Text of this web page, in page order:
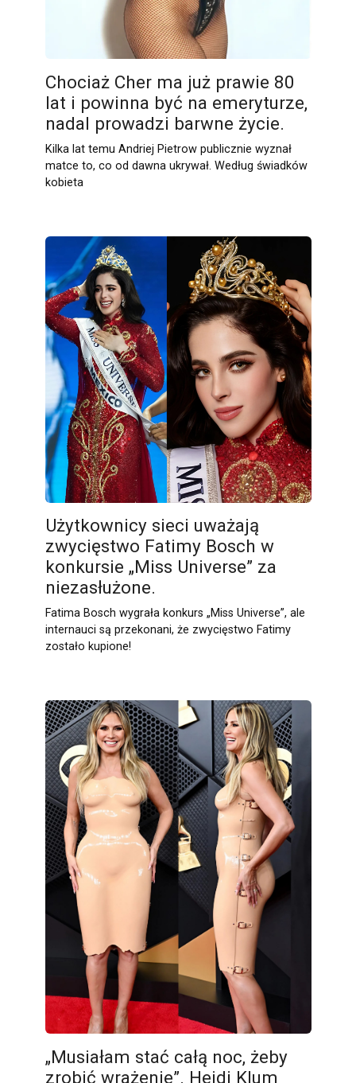
Chociaż Cher ma już prawie 80
lat i powinna być na emeryturze,
nadal prowadzi barwne życie.
Kilka lat temu Andriej Pietrow publicznie wyznał
matce to, co od dawna ukrywał. Według świadków
kobieta
Użytkownicy sieci uważają
zwycięstwo Fatimy Bosch w
konkursie „Miss Universe” za
niezasłużone.
Fatima Bosch wygrała konkurs „Miss Universe”, ale
internauci są przekonani, że zwycięstwo Fatimy
zostało kupione!
„Musiałam stać całą noc, żeby
zrobić wrażenie”. Heidi Klum